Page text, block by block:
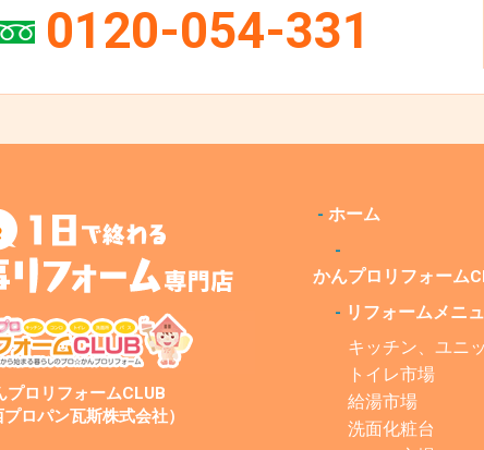
0120-054-331
- ホーム
-
かんプロリフォーム
- リフォームメニ
キッチン、ユニ
トイレ市場
給湯市場
洗面化粧台
プロリフォームCLUB
プロパン瓦斯株式会社）